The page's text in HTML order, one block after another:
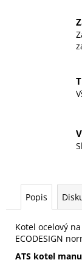
Popis
Kotel ocelový
ECODESIGN
ATS kotel